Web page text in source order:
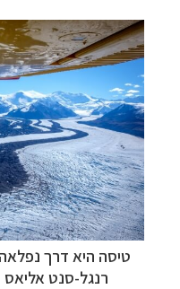
טיסה היא דרך
רנגל-סנט אליאס